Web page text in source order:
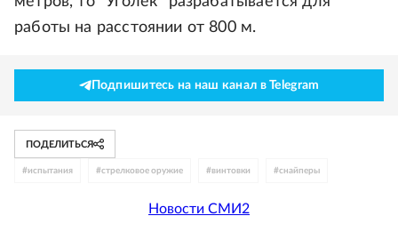
работы на расстоянии от 800 м.
Подпишитесь на наш канал в Telegram
ПОДЕЛИТЬСЯ
#испытания #стрелковое оружие #винтовки #снайперы
Новости СМИ2